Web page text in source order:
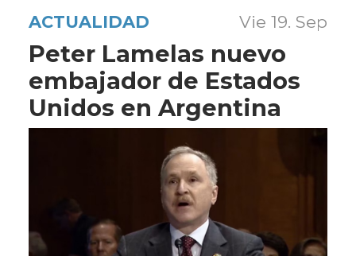
ACTUALIDAD Vie 19. Sep
Peter Lamelas nuevo
embajador de Estados
Unidos en Argentina